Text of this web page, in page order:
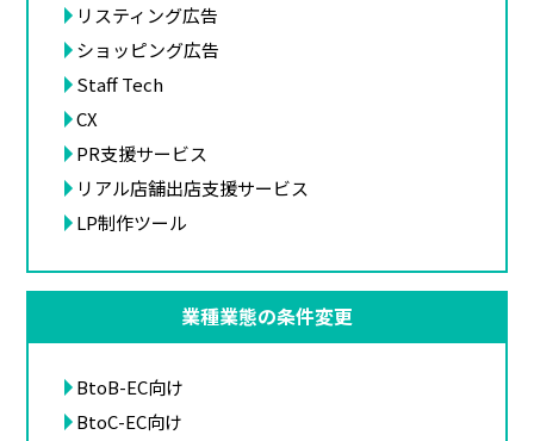
リスティング広告
ショッピング広告
Staff Tech
CX
PR支援サービス
リアル店舗出店支援サービス
LP制作ツール
業種業態の条件変更
BtoB-EC向け
BtoC-EC向け